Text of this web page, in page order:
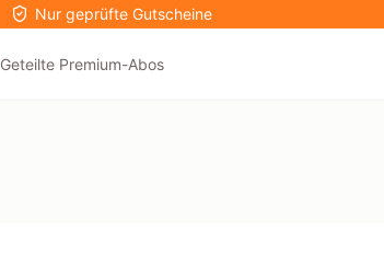
Nur geprüfte Gutscheine
Geteilte Premium-Abos